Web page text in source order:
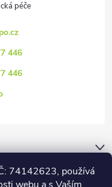
74142623, používá
446
446